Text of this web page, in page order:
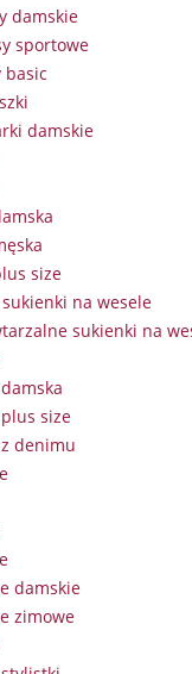
damskie
sportowe
basic
damskie
size
na wesele
sukienki na
size
denimu
damskie
zimowe